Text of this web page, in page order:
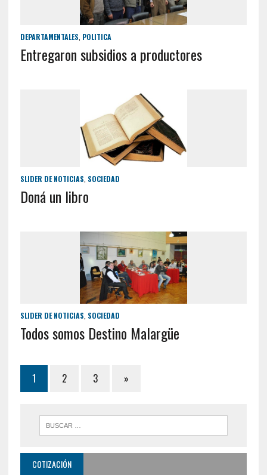
DEPARTAMENTALES, POLITICA
Entregaron subsidios a productores
SLIDER DE NOTICIAS SOCIEDAD
Doná un libro
SLIDER DE NOTICIAS SOCIEDAD
Todos somos Destino Malargüe
1 2 3 »
COTIZACIÓN